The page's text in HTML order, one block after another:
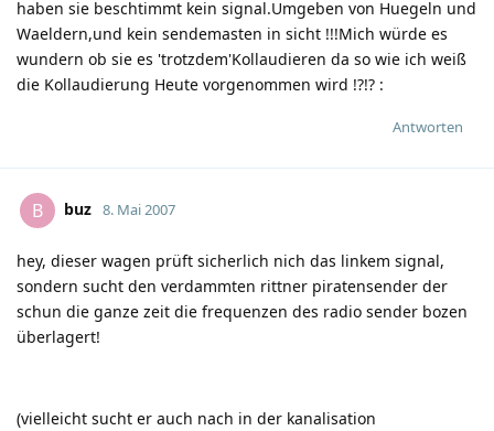
haben sie beschtimmt kein signal.Umgeben von Huegeln und
Waeldern,und kein sendemasten in sicht !!!Mich würde es
wundern ob sie es 'trotzdem'Kollaudieren da so wie ich weiß
die Kollaudierung Heute vorgenommen wird !?!? :
Antworten
B buz 8. Mai 2007
hey, dieser wagen prüft sicherlich nich das linkem signal,
sondern sucht den verdammten rittner piratensender der
schun die ganze zeit die frequenzen des radio sender bozen
überlagert!
(vielleicht sucht er auch nach in der kanalisation